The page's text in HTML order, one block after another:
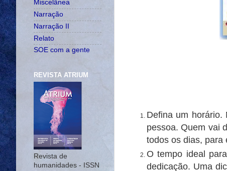
Defina um horário.
pessoa. Quem vai
todos os dias, para
O tempo ideal
dedicação. Uma
Miscelânea
Narração
Narração II
Relato
SOE com a gente
REVISTA ATRIUM
Revista de
humanidades - ISSN